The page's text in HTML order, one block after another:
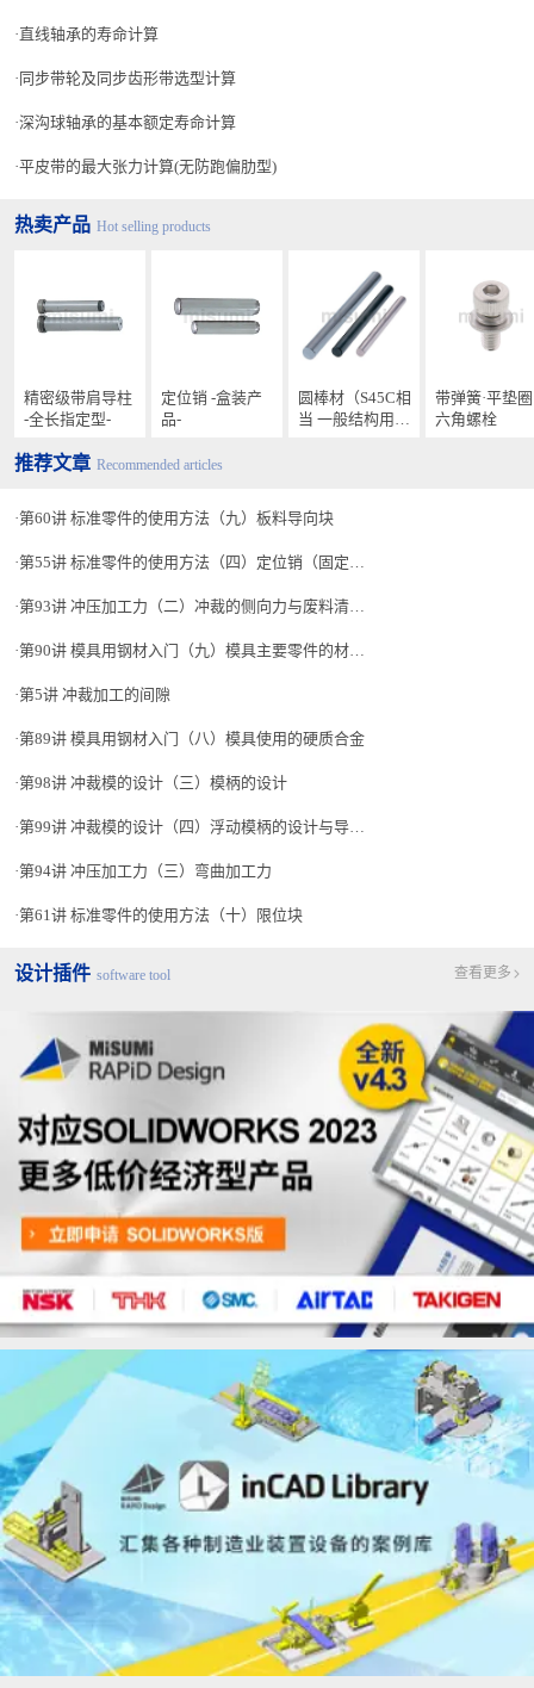
直线轴承的寿命计算
同步带轮及同步齿形带选型计算
深沟球轴承的基本额定寿命计算
平皮带的最大张力计算(无防跑偏肋型)
热卖产品 Hot selling products
精密级带肩导柱
-全长指定型-
定位销 -盒装产
品-
圆棒材（S45C相
当 一般结构用钢
带弹簧·平垫
六角螺栓
推荐文章 Recommended articles
第60讲 标准零件的使用方法（九）板料导向块
第55讲 标准零件的使用方法（四）定位销（固定销）
第93讲 冲压加工力（二）冲裁的侧向力与废料清除力
第90讲 模具用钢材入门（九）模具主要零件的材质（1）
第5讲 冲裁加工的间隙
第89讲 模具用钢材入门（八）模具使用的硬质合金
第98讲 冲裁模的设计（三）模柄的设计
第99讲 冲裁模的设计（四）浮动模柄的设计与导柱长度
第94讲 冲压加工力（三）弯曲加工力
第61讲 标准零件的使用方法（十）限位块
设计插件 software tool 查看更多